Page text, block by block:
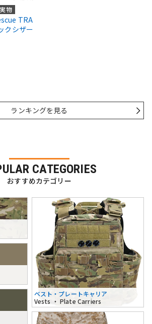
実物
TRA
クシザー
ランキングを見る
CATEGORIES
おすすめカテゴリー
ベスト・プレートキャリア
Vests ・ Plate Carriers